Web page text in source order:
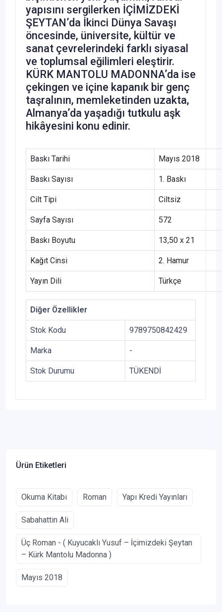
yapısını sergilerken İÇİMİZDEKİ
ŞEYTAN’da İkinci Dünya Savaşı
öncesinde, üniversite, kültür ve
sanat çevrelerindeki farklı siyasal
ve toplumsal eğilimleri eleştirir.
KÜRK MANTOLU MADONNA’da ise
çekingen ve içine kapanık bir genç
taşralının, memleketinden uzakta,
Almanya’da yaşadığı tutkulu aşk
hikâyesini konu edinir.
Baskı Tarihi Mayıs 2018
Baskı Sayısı 1. Baskı
Cilt Tipi Ciltsiz
Sayfa Sayısı 572
Baskı Boyutu 13,50 x 21
Kağıt Cinsi 2. Hamur
Yayın Dili Türkçe
Diğer Özellikler
Stok Kodu 9789750842429
Marka -
Stok Durumu TÜKENDİ
Ürün Etiketleri
Okuma Kitabı Roman Yapı Kredi Yayınları
Sabahattin Ali
Üç Roman - ( Kuyucaklı Yusuf – İçimizdeki Şeytan
– Kürk Mantolu Madonna )
Mayıs 2018